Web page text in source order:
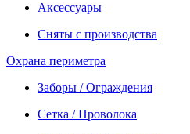
Аксессуары
Сняты с производства
Охрана периметра
Заборы / Ограждения
Сетка / Проволока